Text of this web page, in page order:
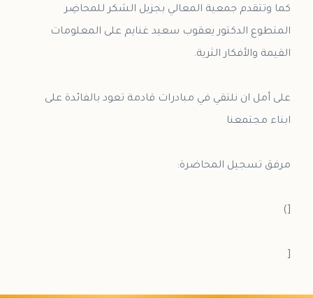
كما وتتقدم جمعية المعالي بجزيل الشكر للمحاضِر
المتطوع الدكتور يعقوب سعيد غنايم على المعلومات
على أمل ان نلتقي في مبادرات قادمة تعود بالفائدة على
[